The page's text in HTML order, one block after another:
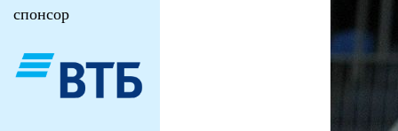
спонсор